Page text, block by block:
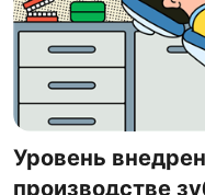
Уровень
производстве